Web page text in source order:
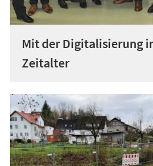
Mit der Digitalisierung
Zeitalter